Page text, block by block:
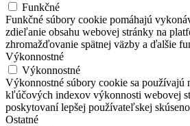
Funkčné
Funkčné súbory cookie pomáhajú
zdieľanie obsahu webovej stránky na
zhromažďovanie spätnej väzby a ďalšie
Výkonnostné
Výkonnostné
Výkonnostné súbory cookie sa používajú
kľúčových indexov výkonnosti webovej
poskytovaní lepšej používateľskej
Ostatné